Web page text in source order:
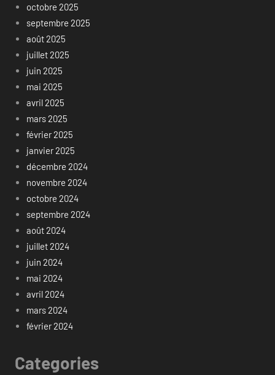
octobre 2025
septembre 2025
août 2025
juillet 2025
juin 2025
mai 2025
avril 2025
mars 2025
février 2025
janvier 2025
décembre 2024
novembre 2024
octobre 2024
septembre 2024
août 2024
juillet 2024
juin 2024
mai 2024
avril 2024
mars 2024
février 2024
Categories